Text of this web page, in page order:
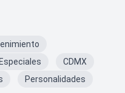
CDMX
Personalidades